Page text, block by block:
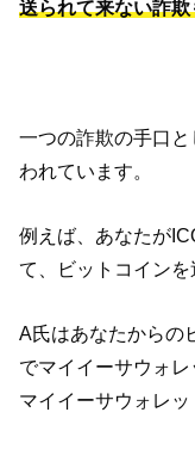
送られて来ない詐
一つの詐欺の手口
われています。
例えば、あなたが
て、ビットコインを
A氏はあなたからの
でマイイーサウォ
マイイーサウォレッ